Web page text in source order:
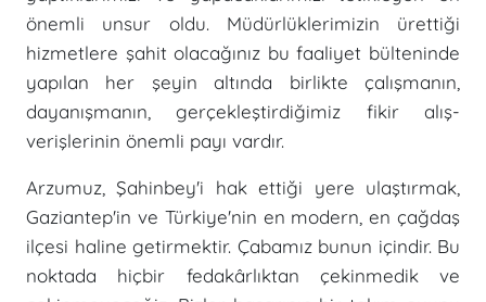
önemli unsur oldu. Müdürlüklerimizin ürettiği
hizmetlere şahit olacağınız bu faaliyet bülteninde
yapılan her şeyin altında birlikte çalışmanın,
dayanışmanın, gerçekleştirdiğimiz fikir alış-
verişlerinin önemli payı vardır.
Arzumuz, Şahinbey'i hak ettiği yere ulaştırmak,
Gaziantep'in ve Türkiye'nin en modern, en çağdaş
ilçesi haline getirmektir. Çabamız bunun içindir. Bu
noktada hiçbir fedakârlıktan çekinmedik ve